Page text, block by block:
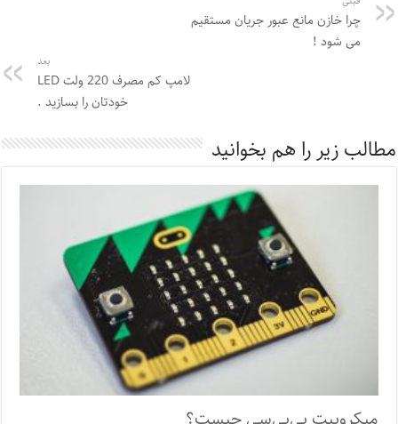
چرا خازن مانع عبور جریان مستقیم
می شود !
بعد
لامپ کم مصرف 220 ولت LED
خودتان را بسازید .
مطالب زیر را هم بخوانید